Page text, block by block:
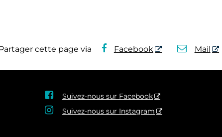
cette page via Facebook Mail
 Suivez-nous sur Facebook
 Suivez-nous sur Instagram